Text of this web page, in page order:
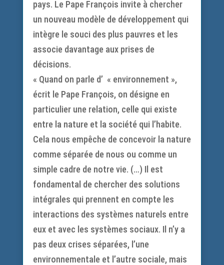
pays. Le Pape François invite à chercher
un nouveau modèle de développement qui
intègre le souci des plus pauvres et les
associe davantage aux prises de
décisions.
« Quand on parle d’ « environnement »,
écrit le Pape François, on désigne en
particulier une relation, celle qui existe
entre la nature et la société qui l’habite.
Cela nous empêche de concevoir la nature
comme séparée de nous ou comme un
simple cadre de notre vie. (…) Il est
fondamental de chercher des solutions
intégrales qui prennent en compte les
interactions des systèmes naturels entre
eux et avec les systèmes sociaux. Il n’y a
pas deux crises séparées, l’une
environnementale et l’autre sociale, mais